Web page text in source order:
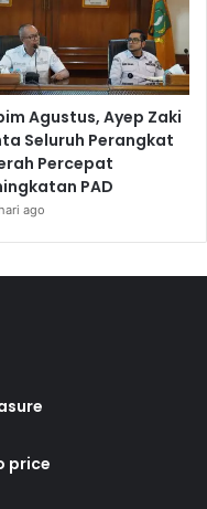
Agustus, Ayep Zaki
Seluruh Perangkat
Percepat
PAD
ago
price